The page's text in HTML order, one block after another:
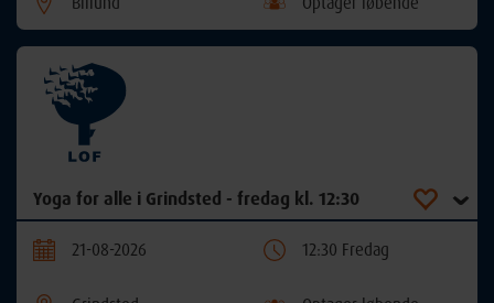
Yoga for alle i Grindsted - fredag kl. 12:30
21-08-2026 12:30 Fredag